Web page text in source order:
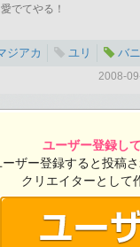
でてやる！
ジアカ ユリ バ
2008-
ザー数：1666
ユーザー登録し
ーザー登録すると投稿
クリエイターとして